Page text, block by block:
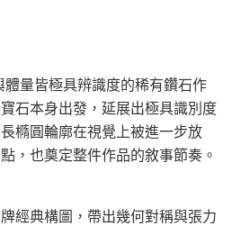
體量皆極具辨識度的稀有鑽石作
石本身出發，延展出極具識別度
橢圓輪廓在視覺上被進一步放
，也奠定整件作品的敘事節奏。
經典構圖，帶出幾何對稱與張力